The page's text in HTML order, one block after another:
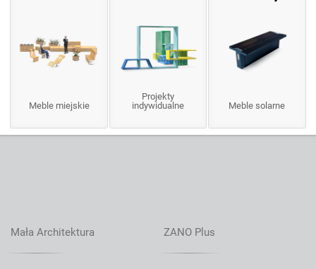
Meble miejskie
Projekty
indywidualne
Meble solarne
Mała Architektura ZANO Plus